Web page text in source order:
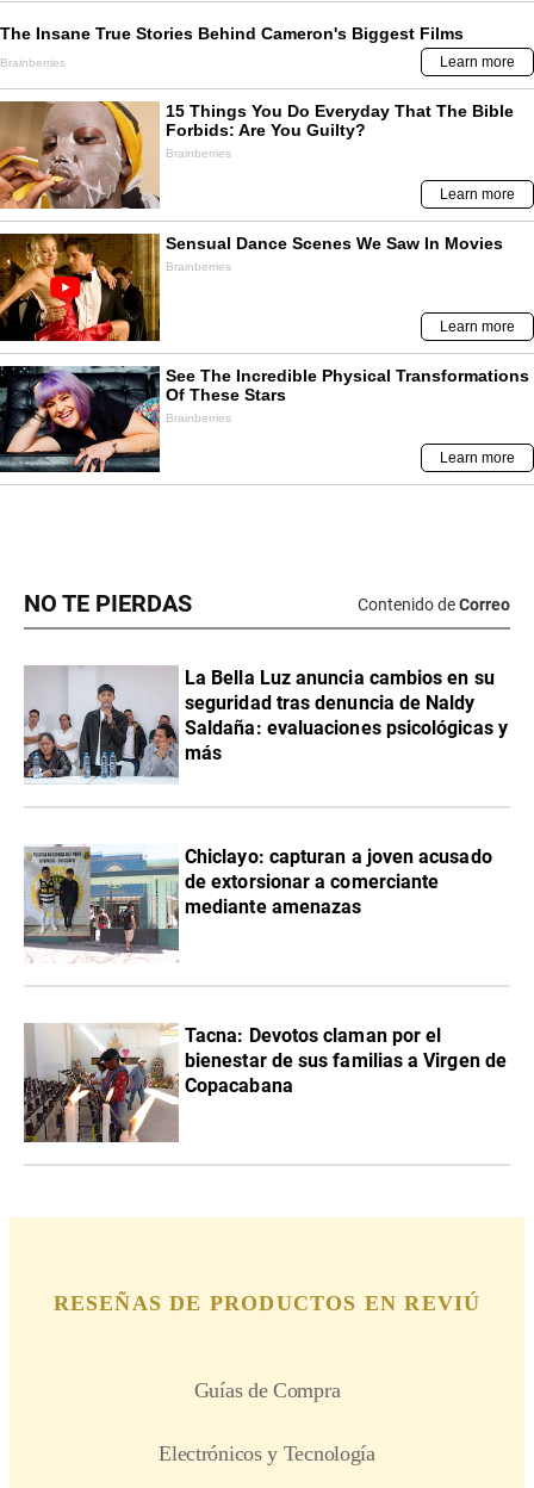
NO TE PIERDAS Contenido deCorreo
La Bella Luz anuncia cambios en su
seguridad tras denuncia de Naldy
Saldaña: evaluaciones psicológicas y
más
Chiclayo: capturan a joven acusado
de extorsionar a comerciante
mediante amenazas
Tacna: Devotos claman por el
bienestar de sus familias a Virgen de
Copacabana